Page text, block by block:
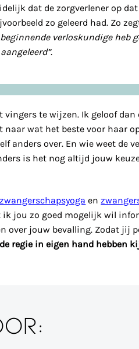
dat de zorgverlener op
zo geleerd had. Zo
verloskundige heb
te wijzen. Ik geloof
naar wat het beste voor haar
anders over. En wie weet de
is het nog altijd jouw
zwangerschapsyoga en
jou zo goed mogelijk wil
over jouw bevalling. Zodat jij
regie in eigen hand hebben